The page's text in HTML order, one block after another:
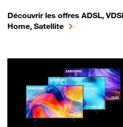
Découvrir les offres ADSL,
Home, Satellite